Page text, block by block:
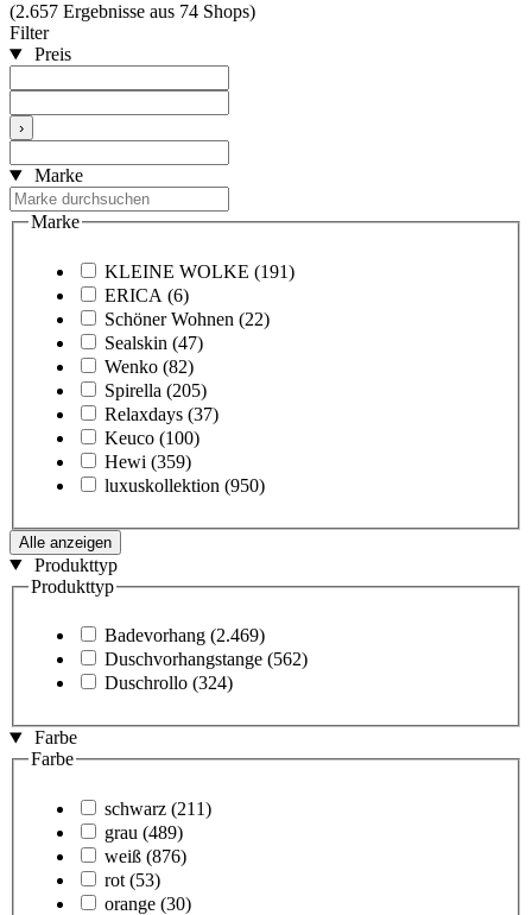
(2.657 Ergebnisse aus 74 Shops)
Filter
Preis
›
Marke
Marke
KLEINE WOLKE (191)
ERICA (6)
Schöner Wohnen (22)
Sealskin (47)
Wenko (82)
Spirella (205)
Relaxdays (37)
Keuco (100)
Hewi (359)
luxuskollektion (950)
Alle anzeigen
Produkttyp
Produkttyp
Badevorhang (2.469)
Duschvorhangstange (562)
Duschrollo (324)
Farbe
Farbe
schwarz (211)
grau (489)
weiß (876)
rot (53)
orange (30)